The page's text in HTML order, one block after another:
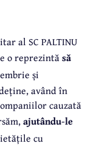
al SC PALTINU
o reprezintăsă
și
având în
cauzată
ajutându-le
cu